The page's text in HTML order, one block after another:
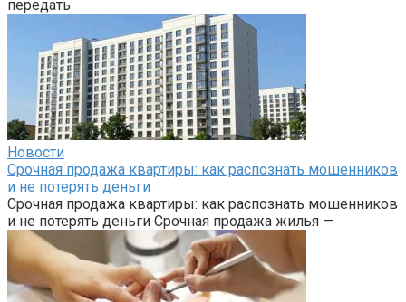
передать
Новости
Срочная продажа квартиры: как распознать мошенников
и не потерять деньги
Срочная продажа квартиры: как распознать мошенников
и не потерять деньги Срочная продажа жилья —